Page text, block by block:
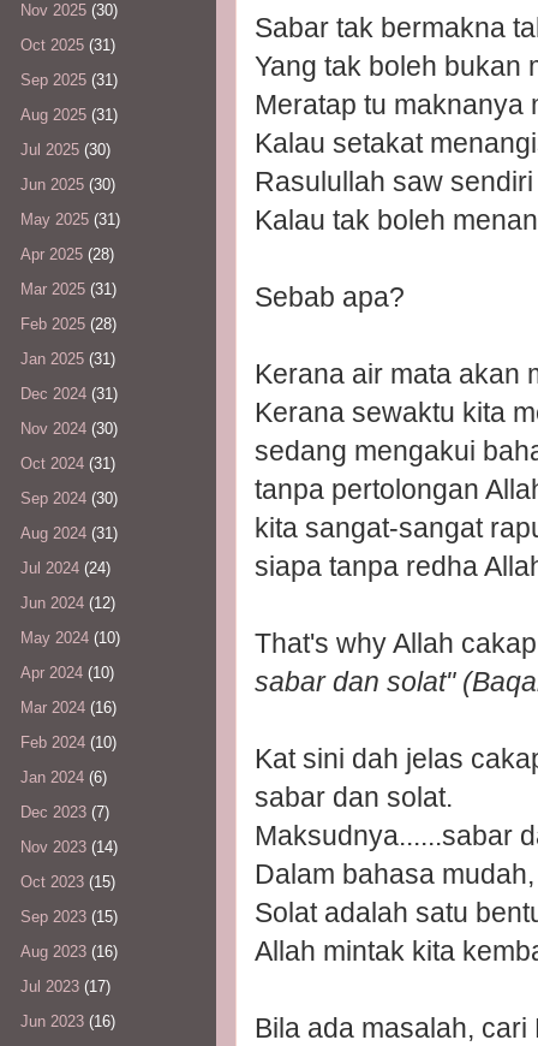
Sabar tak bermakna
Yang tak boleh bukan
Meratap tu maknanya
Kalau setakat
Rasulullah saw
Kalau tak boleh
Sebab apa?
Kerana air mata akan
Kerana sewaktu kita
sedang mengakui
tanpa pertolongan
kita sangat-sangat
siapa tanpa redha
That's why Allah cakap
sabar dan solat"
Kat sini dah jelas
sabar dan solat.
Maksudnya......sabar
Dalam bahasa
Solat adalah satu
Allah mintak kita
Bila ada masalah, cari
Nov 2025 (30)
Oct 2025 (31)
Sep 2025 (31)
Aug 2025 (31)
Jul 2025 (30)
Jun 2025 (30)
May 2025 (31)
Apr 2025 (28)
Mar 2025 (31)
Feb 2025 (28)
Jan 2025 (31)
Dec 2024 (31)
Nov 2024 (30)
Oct 2024 (31)
Sep 2024 (30)
Aug 2024 (31)
Jul 2024 (24)
Jun 2024 (12)
May 2024 (10)
Apr 2024 (10)
Mar 2024 (16)
Feb 2024 (10)
Jan 2024 (6)
Dec 2023 (7)
Nov 2023 (14)
Oct 2023 (15)
Sep 2023 (15)
Aug 2023 (16)
Jul 2023 (17)
Jun 2023 (16)